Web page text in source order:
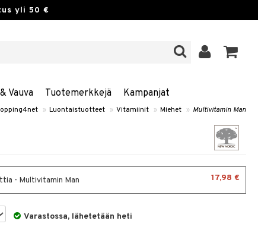
yli 50 €
Vauva Tuotemerkkejä Kampanjat
» Luontaistuotteet » Vitamiinit » Miehet » Multivitamin Man
- Multivitamin Man 17,98 €
Varastossa, lähetetään heti